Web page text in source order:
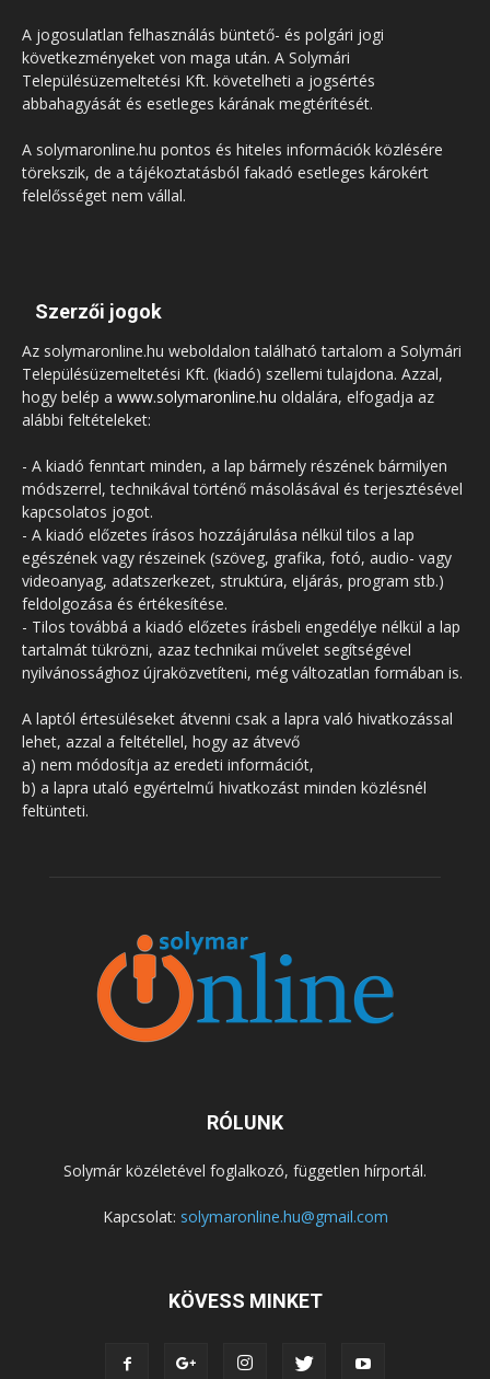
A jogosulatlan felhasználás büntető- és polgári jogi
következményeket von maga után. A Solymári
Településüzemeltetési Kft. követelheti a jogsértés
abbahagyását és esetleges kárának megtérítését.
A solymaronline.hu pontos és hiteles információk közlésére
törekszik, de a tájékoztatásból fakadó esetleges károkért
felelősséget nem vállal.
Szerzői jogok
Az solymaronline.hu weboldalon található tartalom a Solymári
Településüzemeltetési Kft. (kiadó) szellemi tulajdona. Azzal,
hogy belép a www.solymaronline.hu oldalára, elfogadja az
alábbi feltételeket:
- A kiadó fenntart minden, a lap bármely részének bármilyen
módszerrel, technikával történő másolásával és terjesztésével
kapcsolatos jogot.
- A kiadó előzetes írásos hozzájárulása nélkül tilos a lap
egészének vagy részeinek (szöveg, grafika, fotó, audio- vagy
videoanyag, adatszerkezet, struktúra, eljárás, program stb.)
feldolgozása és értékesítése.
- Tilos továbbá a kiadó előzetes írásbeli engedélye nélkül a lap
tartalmát tükrözni, azaz technikai művelet segítségével
nyilvánossághoz újraközvetíteni, még változatlan formában is.
A laptól értesüléseket átvenni csak a lapra való hivatkozással
lehet, azzal a feltétellel, hogy az átvevő
a) nem módosítja az eredeti információt,
b) a lapra utaló egyértelmű hivatkozást minden közlésnél
feltünteti.
RÓLUNK
Solymár közéletével foglalkozó, független hírportál.
Kapcsolat: solymaronline.hu@gmail.com
KÖVESS MINKET